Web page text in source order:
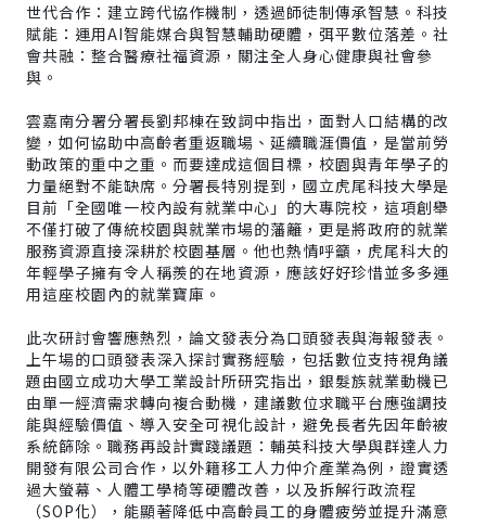
世代合作：建立跨代協作機制，透過師徒制傳承智慧。科技
賦能：運用AI智能媒合與智慧輔助硬體，弭平數位落差。社
會共融：整合醫療社福資源，關注全人身心健康與社會參
與。
雲嘉南分署分署長劉邦棟在致詞中指出，面對人口結構的改
變，如何協助中高齡者重返職場、延續職涯價值，是當前勞
動政策的重中之重。而要達成這個目標，校園與青年學子的
力量絕對不能缺席。分署長特別提到，國立虎尾科技大學是
目前「全國唯一校內設有就業中心」的大專院校，這項創舉
不僅打破了傳統校園與就業市場的藩籬，更是將政府的就業
服務資源直接深耕於校園基層。他也熱情呼籲，虎尾科大的
年輕學子擁有令人稱羨的在地資源，應該好好珍惜並多多運
用這座校園內的就業寶庫。
此次研討會響應熱烈，論文發表分為口頭發表與海報發表。
上午場的口頭發表深入探討實務經驗，包括數位支持視角議
題由國立成功大學工業設計所研究指出，銀髮族就業動機已
由單一經濟需求轉向複合動機，建議數位求職平台應強調技
能與經驗價值、導入安全可視化設計，避免長者先因年齡被
系統篩除。職務再設計實踐議題：輔英科技大學與群達人力
開發有限公司合作，以外籍移工人力仲介產業為例，證實透
過大螢幕、人體工學椅等硬體改善，以及拆解行政流程
（SOP化），能顯著降低中高齡員工的身體疲勞並提升滿意